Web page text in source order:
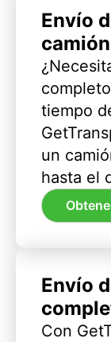
Envío
tiempo
un
hasta el
Envío
Con